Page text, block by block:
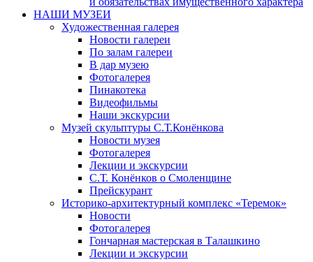
НАШИ МУЗЕИ
Художественная галерея
Новости галереи
По залам галереи
В дар музею
Фотогалерея
Пинакотека
Видеофильмы
Наши экскурсии
Музей скульптуры С.Т.Конёнкова
Новости музея
Фотогалерея
Лекции и экскурсии
С.Т. Конёнков о Смоленщине
Прейскурант
Историко-архитектурный комплекс «Теремок»
Новости
Фотогалерея
Гончарная мастерская в Талашкино
Лекции и экскурсии